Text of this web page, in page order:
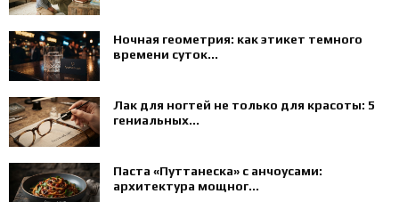
Ночная геометрия: как этикет темного
времени суток...
Лак для ногтей не только для красоты: 5
гениальных...
Паста «Путтанеска» с анчоусами:
архитектура мощног...